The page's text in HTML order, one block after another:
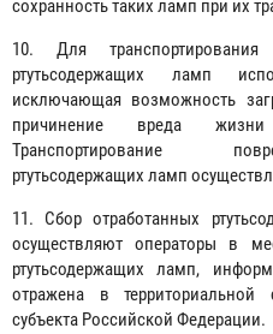
сохранность таких ламп при их
10. Для транспортирования
ртутьсодержащих ламп
исключающая возможность
причинение вреда
Транспортирование
ртутьсодержащих ламп
11. Сбор отработанных
осуществляют операторы в
ртутьсодержащих ламп,
отражена в
субъекта Российской Федерации.